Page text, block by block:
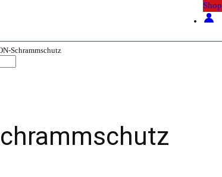
Shop
Schrammschutz